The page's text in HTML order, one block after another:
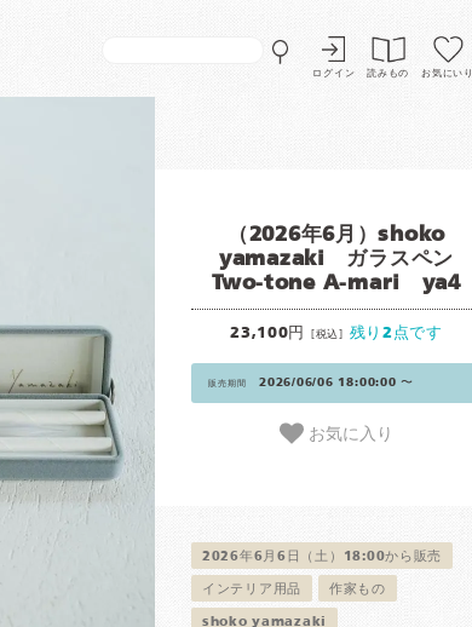
ログイン 読みもの お気にいり
（2026年6月）shoko
yamazaki ガラスペン
Two-tone A-mari ya4
23,100円 [税込] 残り2点です
販売期間 2026/06/06 18:00:00 〜
お気に入り
2026年6月6日（土）18:00から販売
インテリア用品 作家もの
shoko yamazaki